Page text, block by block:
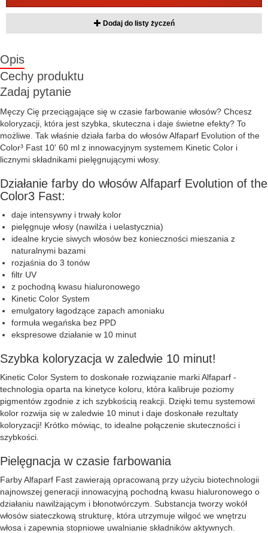
Dodaj do listy życzeń
Opis
Cechy produktu
Zadaj pytanie
Męczy Cię przeciągające się w czasie farbowanie włosów? Chcesz
koloryzacji, która jest szybka, skuteczna i daje świetne efekty? To
możliwe. Tak właśnie działa farba do włosów Alfaparf Evolution of the
Color³ Fast 10' 60 ml z innowacyjnym systemem Kinetic Color i
licznymi składnikami pielęgnującymi włosy.
Działanie farby do włosów Alfaparf Evolution of the
Color3 Fast:
daje intensywny i trwały kolor
pielęgnuje włosy (nawilża i uelastycznia)
idealne krycie siwych włosów bez konieczności mieszania z
naturalnymi bazami
rozjaśnia do 3 tonów
filtr UV
z pochodną kwasu hialuronowego
Kinetic Color System
emulgatory łagodzące zapach amoniaku
formuła wegańska bez PPD
ekspresowe działanie w 10 minut
Szybka koloryzacja w zaledwie 10 minut!
Kinetic Color System to doskonałe rozwiązanie marki Alfaparf -
technologia oparta na kinetyce koloru, która kalibruje poziomy
pigmentów zgodnie z ich szybkością reakcji. Dzięki temu systemowi
kolor rozwija się w zaledwie 10 minut i daje doskonałe rezultaty
koloryzacji! Krótko mówiąc, to idealne połączenie skuteczności i
szybkości.
Pielęgnacja w czasie farbowania
Farby Alfaparf Fast zawierają opracowaną przy użyciu biotechnologii
najnowszej generacji innowacyjną pochodną kwasu hialuronowego o
działaniu nawilżającym i błonotwórczym. Substancja tworzy wokół
włosów siateczkową strukturę, która utrzymuje wilgoć we wnętrzu
włosa i zapewnia stopniowe uwalnianie składników aktywnych.